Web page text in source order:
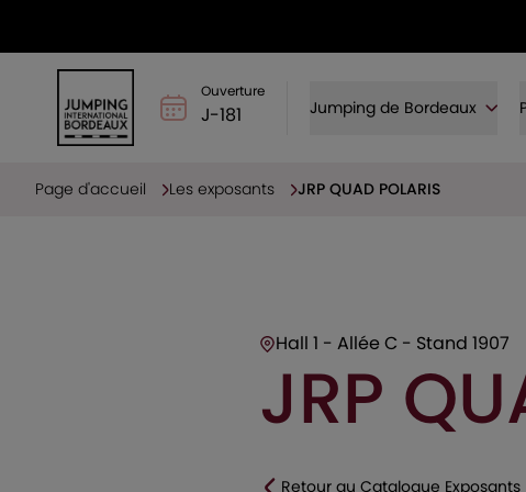
Ouverture
J-181 Jumping de Bordeaux
Page d'accueil Les exposants JRP QUAD POLARIS
Hall 1 - Allée C - Stand 1907
JRP
Retour au Catalogue Exposants